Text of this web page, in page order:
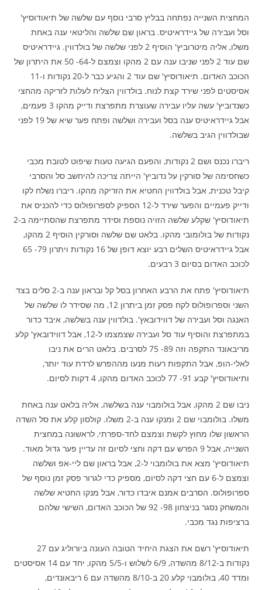
המחצית השנייה נפתחה בבליץ סרבי נוסף עם שלשה של תיאודוסיץ'
וסל ועבירה של גיידראיטיס. בראון שם שלשה והליטאי ענה באחת
משלו, אליה מיטרוביץ' הוסיף 2 לפני שלשה של בולדווין. גיידראיטיס
שם עוד 2 לפני שניבו ענה עם 2 מהקו וצמצם ל-64- 50 את היתרון של
הכוכב האדום. תיאודוסיץ' שם עוד 2 והגיע כבר ל-20 נקודות ו-11
אסיסטים לפני שירד קצת לנוח. בולדווין הצליח לעלות לזריקה מהחצי
כשנדוביץ' עשה עליו עבירה שעוצרת מתפרצת ודייק מהקו 3 פעמים,
אבל גיידראיטיס ענה בסל ועבירה ושלשה ופתח פער שיא של 19 לפני
שבולדווין הגיב בשלשה.
ריברו נכנס ושם 2 נקודות, והפעם הגיעה טעות שיפוט לטובת מכבי
כשחסימה של סורקין על נדוביץ' הייתה צריכה להיחשב סל והסרבי
קיבל טכנית, אבל בולדווין החטיא את הזריקה מהקו. ריברו נשלח לקו
ודייק פעמיים והפער שירד ל-12 הספיק לספרופולוס כדי להכניס את
תיאודוסיץ' שקלע שלשה הזויה נוספת וסידר מתפרצת שהסתיימה ב-2
נקודות של בולומובי מהקו. בלאט שם שלשה וסורקין הוסיף 2 מהקו,
אבל גיידראיטיס השלים רבע יוצא דופן של 16 נקודות ויתרון 79- 65
לכוכב האדום בסיום 3 רבעים.
תיאודוסיץ' פתח את הרבע האחרון בסל קל ובראון ענה ב-2 סלים בצד
השני וספרופולוס לקח פסק זמן ביתרון 12, מה שסידר לו שלשה של
האנגה וסל ועבירה של דווידובאץ'. בולדווין ענה בשלשה, איבד כדור
במתפרצת והוסיף עוד סל ועבירה שצמצמו ל-12, אבל דווידובאץ' קלע
מריבאונד התקפה וזה 89- 75 לסרבים. בלאט הרים את ניבו
לאלי-הופ, אבל התקפות רעות מנעו מההפרש לרדת עוד יותר,
ותיאודוסיץ' קבע 91- 77 לכוכב האדום מהקו, 4 דקות לסיום.
ניבו שם 2 מהקו, אבל בולומבוי ענה בשלשה, אליה בלאט ענה באחת
משלו. בולומבוי שם 2 ומנקו ענה ב-2 משלו. קולסון קלע את סל השדה
הראשון שלו מחוץ לקשת וצמצם לחד-ספרתי, לראשונה במחצית
השנייה, אבל 9 הפרש עם דקה וחצי לסיום זה עדיין פער גדול מאוד.
תיאודוסיץ' מצא את בולומבוי ל-2, אבל בראון שם ליי-אפ ושלשה
וצמצם ל-6 עם חצי דקה לסיום, מספיק כדי לגרור פסק זמן נוסף של
ספרופולוס. הסרבים אמנם איבדו כדור, אבל מנקו החטיא שלשה
והמשחק נסגר בניצחון 98- 92 של הכוכב האדום, השישי שלהם
ברציפות נגד מכבי.
תיאודוסיץ' רשם את הצגת היחיד הטובה העונה ביורוליג עם 27
נקודות ב-8/12 מהשדה, 6/9 לשלוש ו-5/5 מהקו, יחד עם 14 אסיסטים
ומדד 40, בולומבוי קלע 20 ב-8/10 מהשדה עם 6 ריבאונדים,